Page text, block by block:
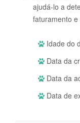
ajudá-lo a
faturamento
Idade do
Data da
Data da
Data de